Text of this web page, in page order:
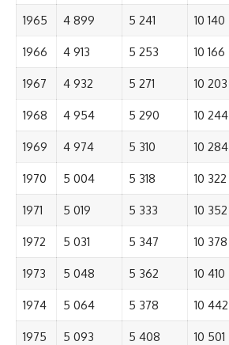
1965 4 899 5 241 10 140
1966 4 913 5 253 10 166
1967 4 932 5 271 10 203
1968 4 954 5 290 10 244
1969 4 974 5 310 10 284
1970 5 004 5 318 10 322
1971 5 019 5 333 10 352
1972 5 031 5 347 10 378
1973 5 048 5 362 10 410
1974 5 064 5 378 10 442
1975 5 093 5 408 10 501